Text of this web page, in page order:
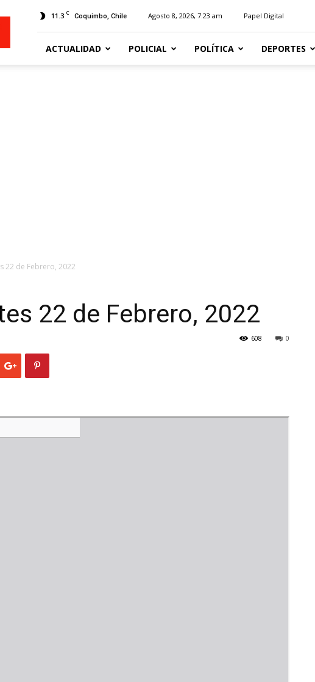
11.3 C Coquimbo, Chile Agosto 8, 2026, 7:23 am Papel Digital
ACTUALIDAD POLICIAL POLÍTICA DEPORTES
22 de Febrero, 2022
22 de Febrero, 2022
0
608